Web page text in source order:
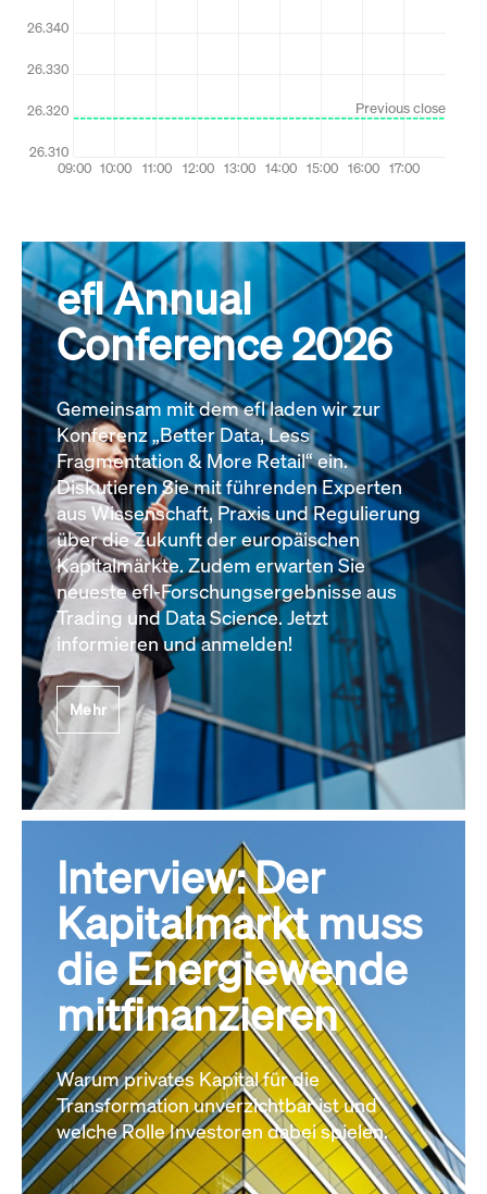
efl Annual
Conference 2026
Gemeinsam mit dem efl laden wir zur
Konferenz „Better Data, Less
Fragmentation & More Retail“ ein.
Diskutieren Sie mit führenden Experten
aus Wissenschaft, Praxis und Regulierung
über die Zukunft der europäischen
Kapitalmärkte. Zudem erwarten Sie
neueste efl-Forschungsergebnisse aus
Trading und Data Science. Jetzt
informieren und anmelden!
Mehr
Interview: Der
Kapitalmarkt muss
die Energiewende
mitfinanzieren
Warum privates Kapital für die
Transformation unverzichtbar ist und
welche Rolle Investoren dabei spielen.